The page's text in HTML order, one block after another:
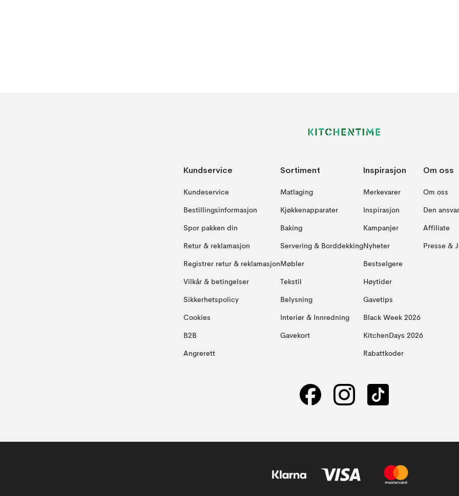
Kundservice
Kundeservice
Bestillingsinformasjon
Spor pakken din
Retur & reklamasjon
Registrer retur & reklamasjon
Vilkår & betingelser
Sikkerhetspolicy
Cookies
B2B
Angrerett
Sortiment
Matlaging
Kjøkkenapparater
Baking
Servering & Borddekking
Møbler
Tekstil
Belysning
Interiør & Innredning
Gavekort
Inspirasjon
Merkevarer
Inspirasjon
Kampanjer
Nyheter
Bestselgere
Høytider
Gavetips
Black Week 2026
KitchenDays 2026
Rabattkoder
Om oss
Om oss
Den
Affiliate
Presse &